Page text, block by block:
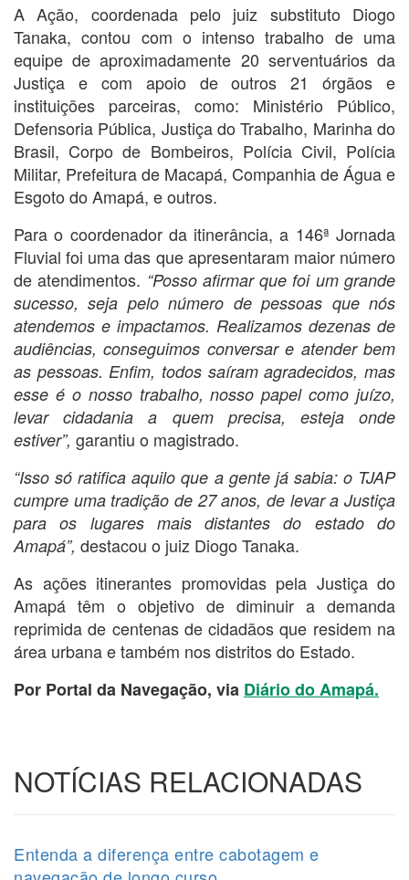
A Ação, coordenada pelo juiz substituto Diogo
Tanaka, contou com o intenso trabalho de uma
equipe de aproximadamente 20 serventuários da
Justiça e com apoio de outros 21 órgãos e
instituições parceiras, como: Ministério Público,
Defensoria Pública, Justiça do Trabalho, Marinha do
Brasil, Corpo de Bombeiros, Polícia Civil, Polícia
Militar, Prefeitura de Macapá, Companhia de Água e
Esgoto do Amapá, e outros.
Para o coordenador da itinerância, a 146ª Jornada
Fluvial foi uma das que apresentaram maior número
de atendimentos. “Posso afirmar que foi um grande
sucesso, seja pelo número de pessoas que nós
atendemos e impactamos. Realizamos dezenas de
audiências, conseguimos conversar e atender bem
as pessoas. Enfim, todos saíram agradecidos, mas
esse é o nosso trabalho, nosso papel como juízo,
levar cidadania a quem precisa, esteja onde
estiver”, garantiu o magistrado.
“Isso só ratifica aquilo que a gente já sabia: o TJAP
cumpre uma tradição de 27 anos, de levar a Justiça
para os lugares mais distantes do estado do
Amapá”, destacou o juiz Diogo Tanaka.
As ações itinerantes promovidas pela Justiça do
Amapá têm o objetivo de diminuir a demanda
reprimida de centenas de cidadãos que residem na
área urbana e também nos distritos do Estado.
Por Portal da Navegação, via Diário do Amapá.
NOTÍCIAS RELACIONADAS
Entenda a diferença entre cabotagem e